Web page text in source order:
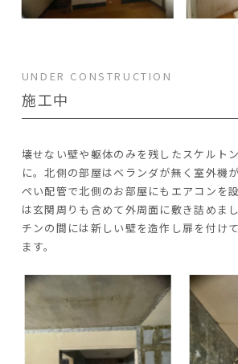
UNDER CONSTRUCTION
施工中
壊せない壁や躯体のみを残したスケルト
に。北側の部屋はベランダが無く室外機
ぺい配管で北側のお部屋にもエアコンを
は玄関周りも含めて外周面に敷き詰めま
チンの間には新しい壁を造作し扉を付け
ます。